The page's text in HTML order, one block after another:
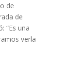
de
de
“Es una
verla